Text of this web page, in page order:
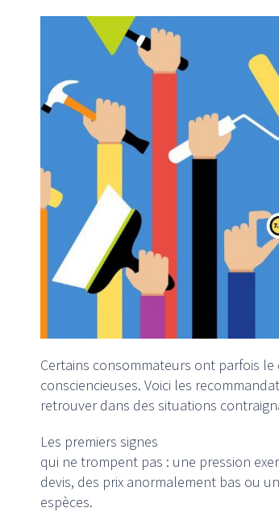
Certains consommateurs ont parfois
consciencieuses. Voici les
retrouver dans des situations
Les premiers signes
qui ne trompent pas : une pression
devis, des prix anormalement bas ou
espèces.